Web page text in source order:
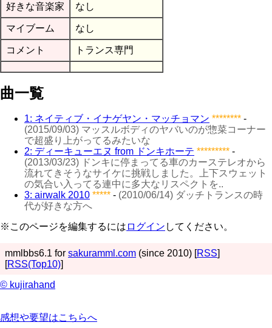
好きな音楽家 なし
マイブーム なし
コメント トランス専門
曲一覧
1: ネイティブ・イナゲヤン・マッチョマン ******** -
(2015/09/03) マッスルボディのヤバいのが惣菜コーナー
で超盛り上がってるみたいな
2: ディーキューエヌ from ドンキホーテ ********* -
(2013/03/23) ドンキに停まってる車のカーステレオから
流れてきそうなサイケに挑戦しました。上下スウェット
の気合い入ってる連中に多大なリスペクトを..
3: airwalk 2010 ***** - (2010/06/14) ダッチトランスの時
代が好きな方へ
※このページを編集するには ログイン してください。
mmlbbs6.1 for sakuramml.com (since 2010) [RSS]
[RSS(Top10)]
© kujirahand
感想や要望はこちらへ